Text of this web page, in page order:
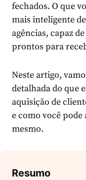
fechados. O que
mais inteligente
agências, capaz
prontos para
Neste artigo,
detalhada do que
aquisição de
e como você pode
mesmo.
Resumo